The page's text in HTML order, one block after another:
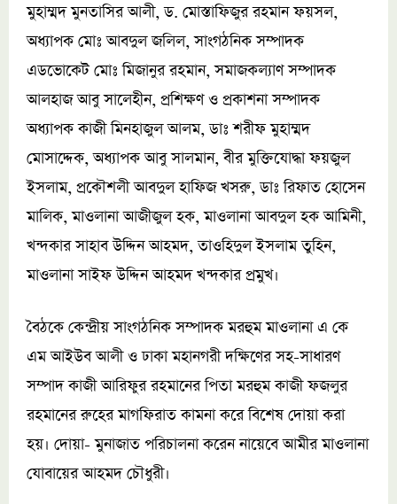
মুহাম্মদ মুনতাসির আলী, ড. মোস্তাফিজুর রহমান ফয়সল,
অধ্যাপক মোঃ আবদুল জলিল, সাংগঠনিক সম্পাদক
এডভোকেট মোঃ মিজানুর রহমান, সমাজকল্যাণ সম্পাদক
আলহাজ আবু সালেহীন, প্রশিক্ষণ ও প্রকাশনা সম্পাদক
অধ্যাপক কাজী মিনহাজুল আলম, ডাঃ শরীফ মুহাম্মদ
মোসাদ্দেক, অধ্যাপক আবু সালমান, বীর মুক্তিযোদ্ধা ফয়জুল
ইসলাম, প্রকৌশলী আবদুল হাফিজ খসরু, ডাঃ রিফাত হোসেন
মালিক, মাওলানা আজীজুল হক, মাওলানা আবদুল হক আমিনী,
খন্দকার সাহাব উদ্দিন আহমদ, তাওহিদুল ইসলাম তুহিন,
মাওলানা সাইফ উদ্দিন আহমদ খন্দকার প্রমুখ।
বৈঠকে কেন্দ্রীয় সাংগঠনিক সম্পাদক মরহুম মাওলানা এ কে
এম আইউব আলী ও ঢাকা মহানগরী দক্ষিণের সহ-সাধারণ
সম্পাদ কাজী আরিফুর রহমানের পিতা মরহুম কাজী ফজলুর
রহমানের রুহের মাগফিরাত কামনা করে বিশেষ দোয়া করা
হয়। দোয়া- মুনাজাত পরিচালনা করেন নায়েবে আমীর মাওলানা
যোবায়ের আহমদ চৌধুরী।